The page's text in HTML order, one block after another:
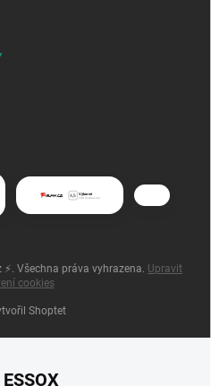
Shoptet
. Všechna práva vyhrazena. Upravit
cookies